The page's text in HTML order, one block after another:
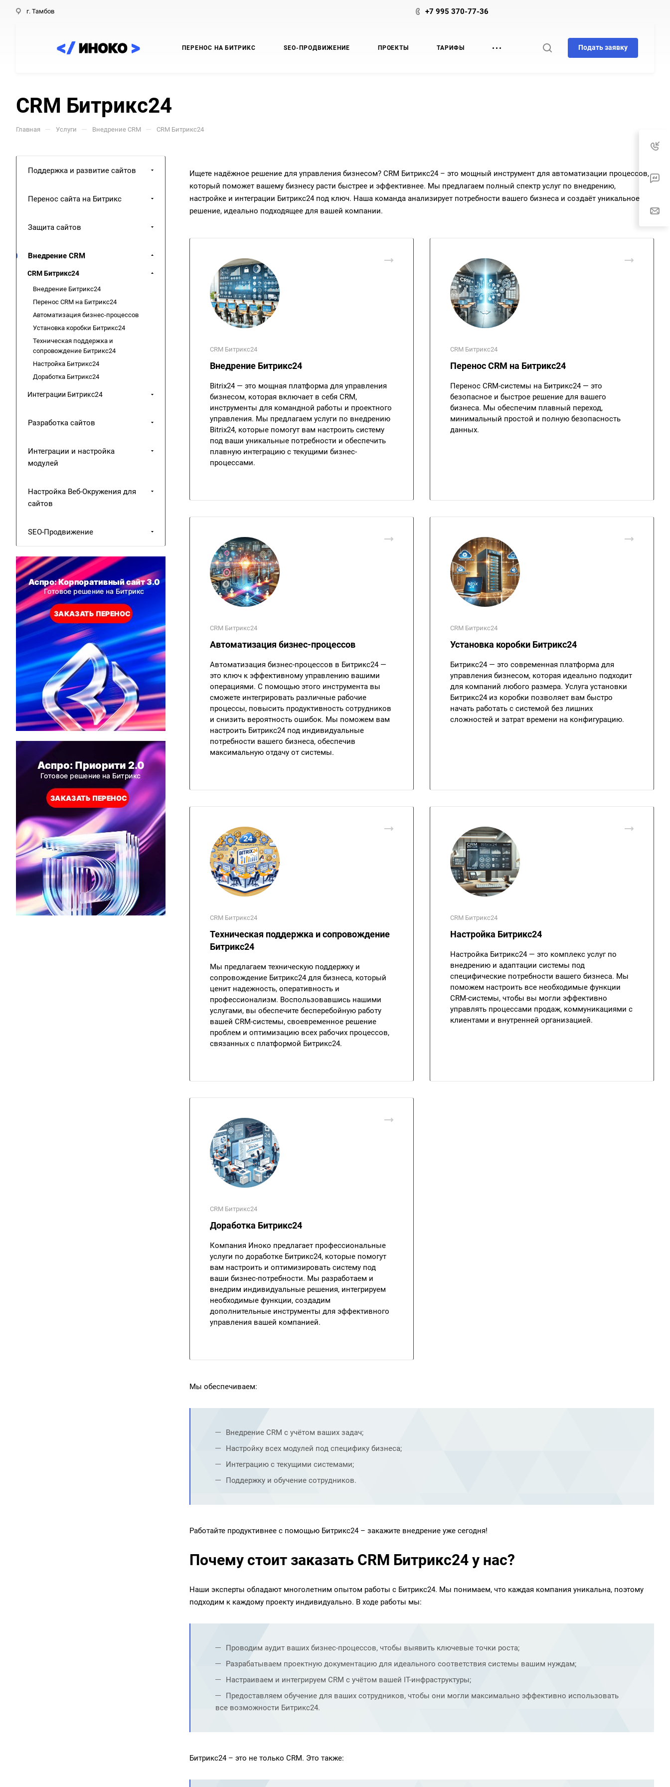
г. Тамбов +7 995 370-77-36
ПЕРЕНОС НА БИТРИКС SEO-ПРОДВИЖЕНИЕ ПРОЕКТЫ ТАРИФЫ Подать заявку
CRM Битрикс24
Главная — Услуги — Внедрение CRM — CRM Битрикс24
Ищете надёжное решение для управления бизнесом? CRM Битрикс24 – это мощный инструмент для автоматизации процессов,
который поможет вашему бизнесу расти быстрее и эффективнее. Мы предлагаем полный спектр услуг по внедрению,
настройке и интеграции Битрикс24 под ключ. Наша команда анализирует потребности вашего бизнеса и создаёт уникальное
решение, идеально подходящее для вашей компании.
CRM Битрикс24
Внедрение Битрикс24
Bitrix24 — это мощная платформа для управления
бизнесом, которая включает в себя CRM,
инструменты для командной работы и проектного
управления. Мы предлагаем услуги по внедрению
Bitrix24, которые помогут вам настроить систему
под ваши уникальные потребности и обеспечить
плавную интеграцию с текущими бизнес-
процессами.
CRM Битрикс24
Перенос CRM на Битрикс24
Перенос CRM-системы на Битрикс24 — это
безопасное и быстрое решение для вашего
бизнеса. Мы обеспечим плавный переход,
минимальный простой и полную безопасность
данных.
CRM Битрикс24
Автоматизация бизнес-процессов
Автоматизация бизнес-процессов в Битрикс24 —
это ключ к эффективному управлению вашими
операциями. С помощью этого инструмента вы
сможете интегрировать различные рабочие
процессы, повысить продуктивность сотрудников
и снизить вероятность ошибок. Мы поможем вам
настроить Битрикс24 под индивидуальные
потребности вашего бизнеса, обеспечив
максимальную отдачу от системы.
CRM Битрикс24
Установка коробки Битрикс24
Битрикс24 — это современная платформа для
управления бизнесом, которая идеально подходит
для компаний любого размера. Услуга установки
Битрикс24 из коробки позволяет вам быстро
начать работать с системой без лишних
сложностей и затрат времени на конфигурацию.
CRM Битрикс24
Техническая поддержка и сопровождение
Битрикс24
Мы предлагаем техническую поддержку и
сопровождение Битрикс24 для бизнеса, который
ценит надежность, оперативность и
профессионализм. Воспользовавшись нашими
услугами, вы обеспечите бесперебойную работу
вашей CRM-системы, своевременное решение
проблем и оптимизацию всех рабочих процессов,
связанных с платформой Битрикс24.
CRM Битрикс24
Настройка Битрикс24
Настройка Битрикс24 — это комплекс услуг по
внедрению и адаптации системы под
специфические потребности вашего бизнеса. Мы
поможем настроить все необходимые функции
CRM-системы, чтобы вы могли эффективно
управлять процессами продаж, коммуникациями с
клиентами и внутренней организацией.
CRM Битрикс24
Доработка Битрикс24
Компания Иноко предлагает профессиональные
услуги по доработке Битрикс24, которые помогут
вам настроить и оптимизировать систему под
ваши бизнес-потребности. Мы разработаем и
внедрим индивидуальные решения, интегрируем
необходимые функции, создадим
дополнительные инструменты для эффективного
управления вашей компанией.
Мы обеспечиваем:
Внедрение CRM с учётом ваших задач;
Настройку всех модулей под специфику бизнеса;
Интеграцию с текущими системами;
Поддержку и обучение сотрудников.
Работайте продуктивнее с помощью Битрикс24 – закажите внедрение уже сегодня!
Почему стоит заказать CRM Битрикс24 у нас?
Наши эксперты обладают многолетним опытом работы с Битрикс24. Мы понимаем, что каждая компания уникальна, поэтому
подходим к каждому проекту индивидуально. В ходе работы мы:
Проводим аудит ваших бизнес-процессов, чтобы выявить ключевые точки роста;
Разрабатываем проектную документацию для идеального соответствия системы вашим нуждам;
Настраиваем и интегрируем CRM с учётом вашей IT-инфраструктуры;
Предоставляем обучение для ваших сотрудников, чтобы они могли максимально эффективно использовать
все возможности Битрикс24.
Битрикс24 – это не только CRM. Это также:
Поддержка и развитие сайтов
Перенос сайта на Битрикс
Защита сайтов
Внедрение CRM
CRM Битрикс24
Внедрение Битрикс24
Перенос CRM на Битрикс24
Автоматизация бизнес-процессов
Установка коробки Битрикс24
Техническая поддержка и
сопровождение Битрикс24
Настройка Битрикс24
Доработка Битрикс24
Интеграции Битрикс24
Разработка сайтов
Интеграции и настройка
модулей
Настройка Веб-Окружения для
сайтов
SEO-Продвижение